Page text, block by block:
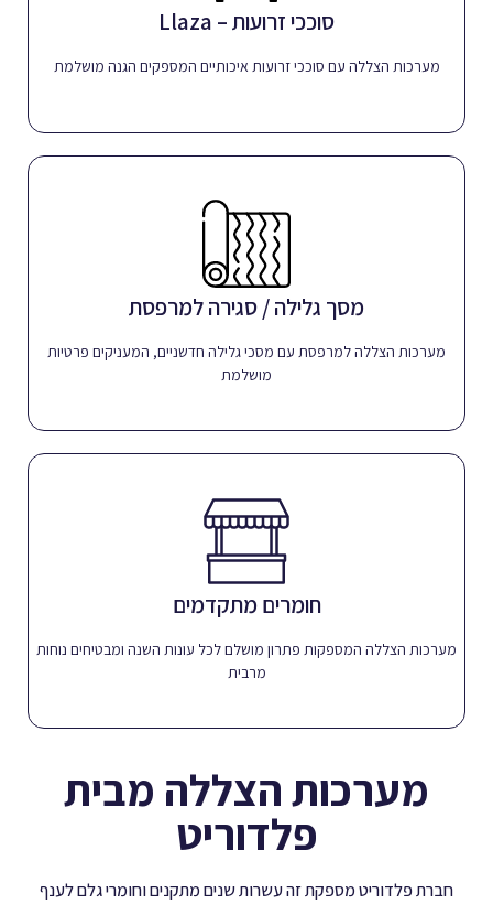
סוככי זרועות – Llaza
מערכות הצללה עם סוככי זרועות איכותיים המספקים הגנה מושלמת
מסך גלילה / סגירה למרפסת
מערכות הצללה למרפסת עם מסכי גלילה חדשניים, המעניקים פרטיות
מושלמת
מסך גלילה / סגירה למרפסת
מסכי הגלילה עם אופציה לידני/חשמלי
חומרים מתקדמים
מערכות הצללה המספקות פתרון מושלם לכל עונות השנה ומבטיחים נוחות
מרבית
חומרים מתקדמים
הפתרון המושלם לכל עונות השנה
מערכות הצללה מבית
פלדוריט
חברת פלדוריט מספקת זה עשרות שנים מתקנים וחומרי גלם לענף